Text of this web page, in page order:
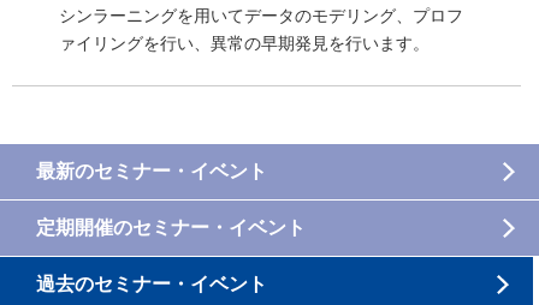
シンラーニングを用いてデータのモデリング、プロフ
ァイリングを行い、異常の早期発見を行います。
最新のセミナー・イベント
定期開催のセミナー・イベント
過去のセミナー・イベント